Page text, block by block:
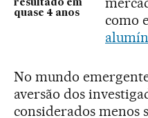
resultado em
quase 4 anos
como
No mundo
aversão dos
considerados menos